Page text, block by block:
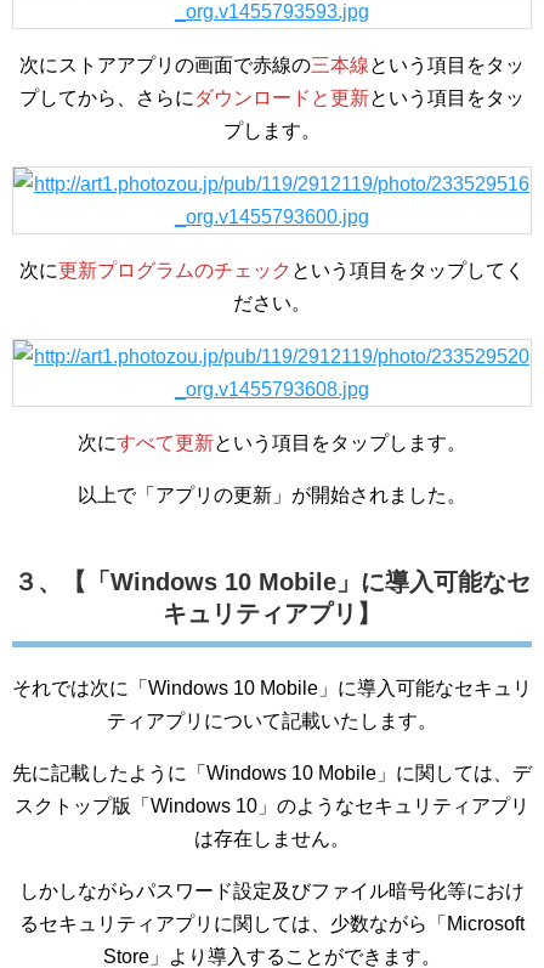
次にストアアプリの画面で赤線の三本線という項目をタッ
プしてから、さらに ダウンロードと更新という項目をタッ
プします。
次に更新プログラムのチェック という項目をタップしてく
ださい。
次にすべて更新という項目をタップします。
以上で「アプリの更新」が開始されました。
３、【「Windows 10 Mobile」に導入可能なセ
キュリティアプリ】
それでは次に「Windows 10 Mobile」に導入可能なセキュリ
ティアプリについて記載いたします。
先に記載したように「Windows 10 Mobile」に関しては、デ
スクトップ版「Windows 10」のようなセキュリティアプリ
は存在しません。
しかしながらパスワード設定及びファイル暗号化等におけ
るセキュリティアプリに関しては、少数ながら「Microsoft
Store」より導入することができます。